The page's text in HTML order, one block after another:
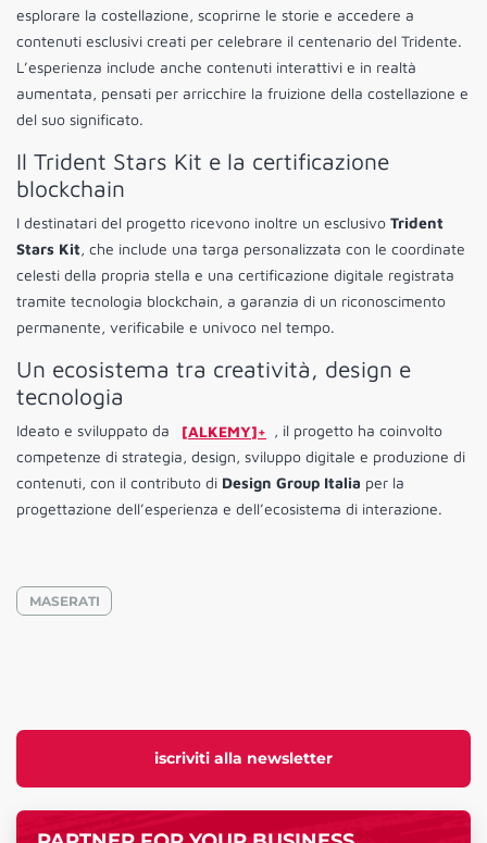
iscriviti alla newsletter
esplorare la costellazione, scoprirne le storie e accedere a
contenuti esclusivi creati per celebrare il centenario del Tridente.
L’esperienza include anche contenuti interattivi e in realtà
aumentata, pensati per arricchire la fruizione della costellazione e
del suo significato.
Il Trident Stars Kit e la certificazione
blockchain
I destinatari del progetto ricevono inoltre un esclusivo Trident
Stars Kit, che include una targa personalizzata con le coordinate
celesti della propria stella e una certificazione digitale registrata
tramite tecnologia blockchain, a garanzia di un riconoscimento
permanente, verificabile e univoco nel tempo.
Un ecosistema tra creatività, design e
tecnologia
Ideato e sviluppato da [ALKEMY]+ , il progetto ha coinvolto
competenze di strategia, design, sviluppo digitale e produzione di
contenuti, con il contributo di Design Group Italia per la
progettazione dell’esperienza e dell’ecosistema di interazione.
MASERATI